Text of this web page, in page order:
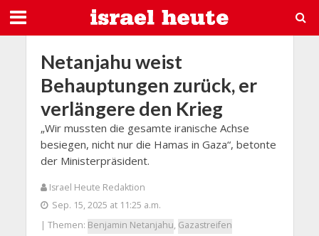
Netanjahu weist
Behauptungen zurück, er
verlängere den Krieg
„Wir mussten die gesamte iranische Achse
besiegen, nicht nur die Hamas in Gaza“, betonte
der Ministerpräsident.
Israel Heute Redaktion
Sep. 15, 2025 at 11:25 a.m.
| Themen: Benjamin Netanjahu, Gazastreifen